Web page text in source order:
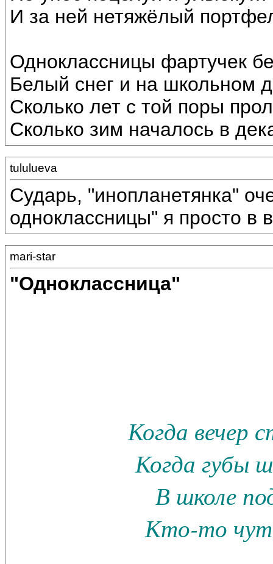
И за ней нетяжёлый
Одноклассницы фартучек
Белый снег и на школьном
Сколько лет с той поры
Сколько зим началось в
tululueva
Сударь, "инопланетянка"
одноклассницы" я просто в
mari-star
"Одноклассница"
Когда вечер
Когда губы
В школе
Кто-то